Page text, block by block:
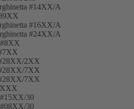
#14XX/A
#16XX/A
#24XX/A
2XX
7XX
7XX
30
30